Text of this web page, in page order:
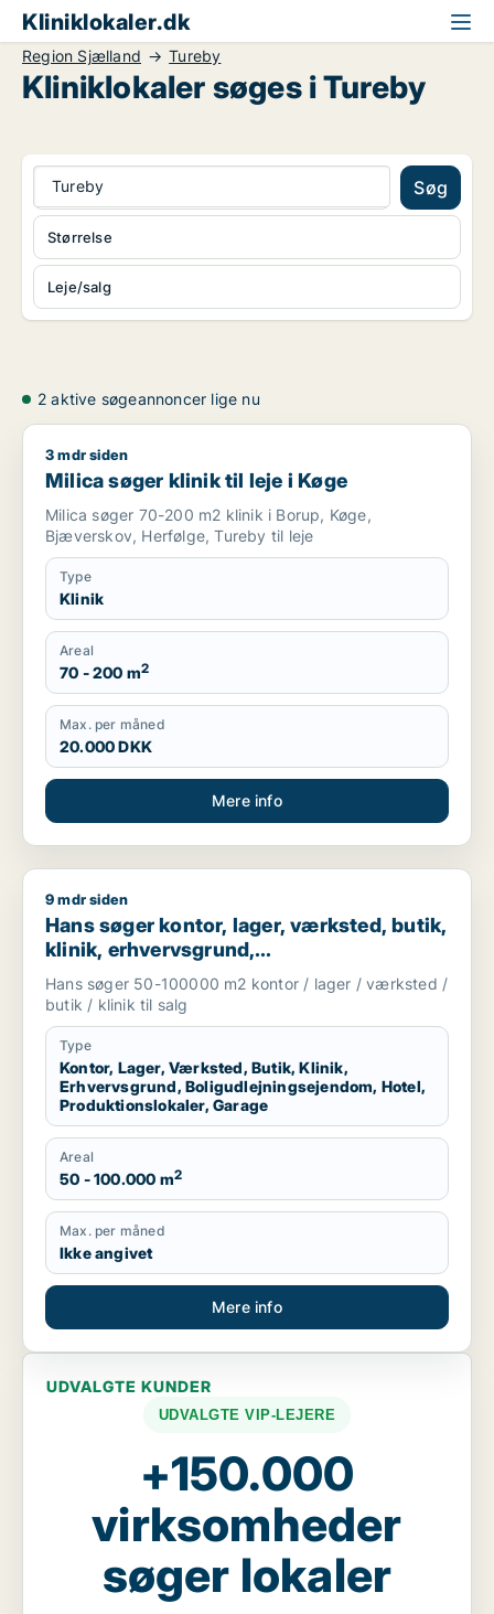
Kliniklokaler.dk
Region Sjælland Tureby
Kliniklokaler søges i Tureby
Tureby Søg
Leje/salg
Størrelse
2 aktive søgeannoncer lige nu
Milica søger klinik til leje i Køge
3 mdr siden
Milica søger klinik til leje i Køge
Milica søger 70-200 m2 klinik i Borup, Køge,
Bjæverskov, Herfølge, Tureby til leje
Type
Klinik
Areal
70 - 200 m2
Max. per måned
20.000 DKK
Mere info
Hans søger kontor, lager, værksted, butik, klinik,
9 mdr siden
Hans søger kontor, lager, værksted, butik,
klinik, erhvervsgrund,
boligudlejningsejendom, hotel,
produktionslokaler eller garage til salg i
Region Sjælland
Hans søger 50-100000 m2 kontor / lager / værksted /
butik / klinik til salg
Type
Kontor, Lager, Værksted, Butik, Klinik,
Erhvervsgrund, Boligudlejningsejendom, Hotel,
Produktionslokaler, Garage
Areal
50 - 100.000 m2
Max. per måned
Ikke angivet
Mere info
UDVALGTE KUNDER
UDVALGTE VIP-LEJERE
+150.000
virksomheder
søger lokaler